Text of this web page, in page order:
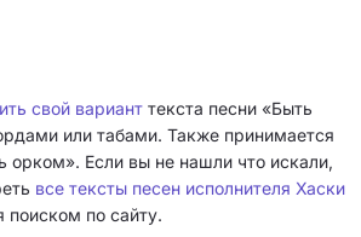
свой вариант текста песни «Быть
или табами. Также принимается
орком». Если вы не нашли что искали,
все тексты песен исполнителя Хаски
поиском по сайту.